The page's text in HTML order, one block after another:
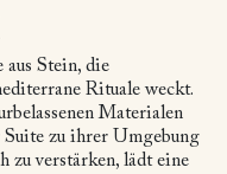
Stein, die
Rituale weckt.
Materialen
zu ihrer Umgebung
zu verstärken, lädt eine